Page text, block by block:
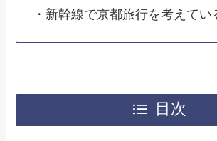
・新幹線で京都旅行を考えてい
目次